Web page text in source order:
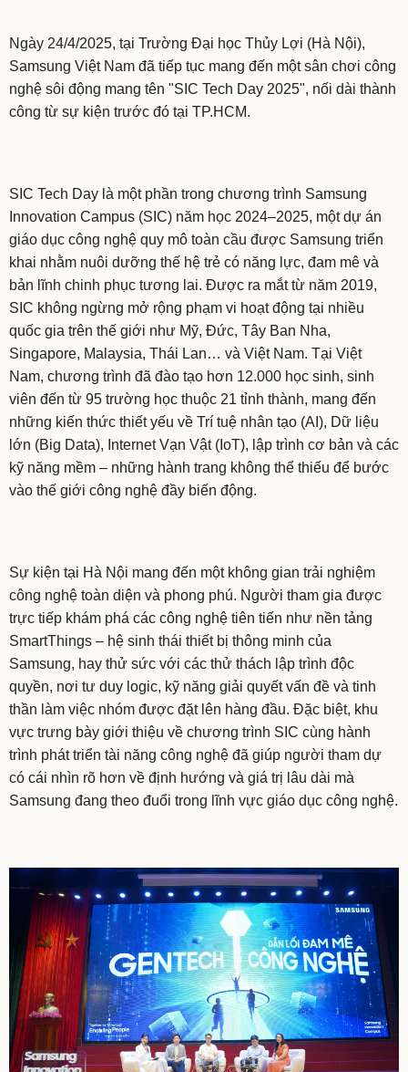
Ngày 24/4/2025, tại Trường Đại học Thủy Lợi (Hà Nội),
Samsung Việt Nam đã tiếp tục mang đến một sân chơi công
nghệ sôi động mang tên "SIC Tech Day 2025", nối dài thành
công từ sự kiện trước đó tại TP.HCM.
SIC Tech Day là một phần trong chương trình Samsung
Innovation Campus (SIC) năm học 2024–2025, một dự án
giáo dục công nghệ quy mô toàn cầu được Samsung triển
khai nhằm nuôi dưỡng thế hệ trẻ có năng lực, đam mê và
bản lĩnh chinh phục tương lai. Được ra mắt từ năm 2019,
SIC không ngừng mở rộng phạm vi hoạt động tại nhiều
quốc gia trên thế giới như Mỹ, Đức, Tây Ban Nha,
Singapore, Malaysia, Thái Lan… và Việt Nam. Tại Việt
Nam, chương trình đã đào tạo hơn 12.000 học sinh, sinh
viên đến từ 95 trường học thuộc 21 tỉnh thành, mang đến
những kiến thức thiết yếu về Trí tuệ nhân tạo (AI), Dữ liệu
lớn (Big Data), Internet Vạn Vật (IoT), lập trình cơ bản và các
kỹ năng mềm – những hành trang không thể thiếu để bước
vào thế giới công nghệ đầy biến động.
Sự kiện tại Hà Nội mang đến một không gian trải nghiệm
công nghệ toàn diện và phong phú. Người tham gia được
trực tiếp khám phá các công nghệ tiên tiến như nền tảng
SmartThings – hệ sinh thái thiết bị thông minh của
Samsung, hay thử sức với các thử thách lập trình độc
quyền, nơi tư duy logic, kỹ năng giải quyết vấn đề và tinh
thần làm việc nhóm được đặt lên hàng đầu. Đặc biệt, khu
vực trưng bày giới thiệu về chương trình SIC cùng hành
trình phát triển tài năng công nghệ đã giúp người tham dự
có cái nhìn rõ hơn về định hướng và giá trị lâu dài mà
Samsung đang theo đuổi trong lĩnh vực giáo dục công nghệ.